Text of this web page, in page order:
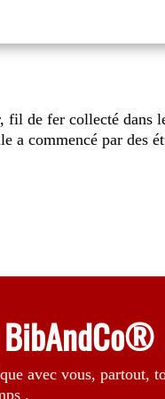
fil de fer collecté
commencé par des
avec vous, partout,
.